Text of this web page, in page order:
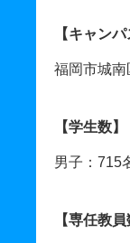
【キャンパ
福岡市城南
【学生数】
男子：715
【専任教員